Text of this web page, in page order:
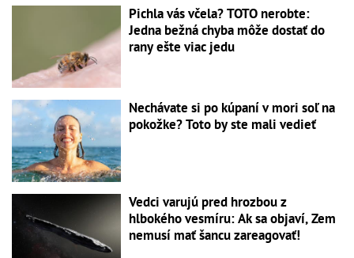
Pichla vás včela? TOTO nerobte:
Jedna bežná chyba môže dostať do
rany ešte viac jedu
Nechávate si po kúpaní v mori soľ na
pokožke? Toto by ste mali vedieť
Vedci varujú pred hrozbou z
hlbokého vesmíru: Ak sa objaví, Zem
nemusí mať šancu zareagovať!